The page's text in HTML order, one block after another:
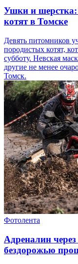
Ушки и шерстка:
котят в Томске
Девять питомников
породистых котят,
субботу. Невская
другие не менее
Томск.
Фотолента
Адреналин
бездорожью